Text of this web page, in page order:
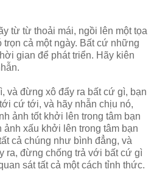
từ từ thoải mái, ngồi lên một tọa
cả một ngày. Bất cứ những
gian để phát triển. Hãy kiên
và đừng xô đẩy ra bất cứ gì, bạn
cứ tới, và hãy nhẫn chịu nó,
ảnh tốt khởi lên trong tâm bạn
ảnh xấu khởi lên trong tâm bạn
cả chúng như bình đẳng, và
ra, đừng chống trả với bất cứ gì
sát tất cả một cách tỉnh thức.